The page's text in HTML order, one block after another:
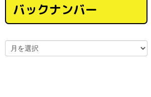
バックナンバー